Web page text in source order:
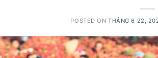
POSTED ONTHÁNG 6 22,